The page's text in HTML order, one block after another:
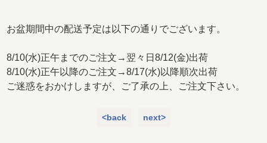
お盆期間中の配送予定は以下の通りでございます。
8/10(水)正午までのご注文→翌々日8/12(金)出荷
8/10(水)正午以降のご注文→8/17(水)以降順次出荷
ご迷惑をおかけしますが、ご了承の上、ご注文下さい。
<back next>